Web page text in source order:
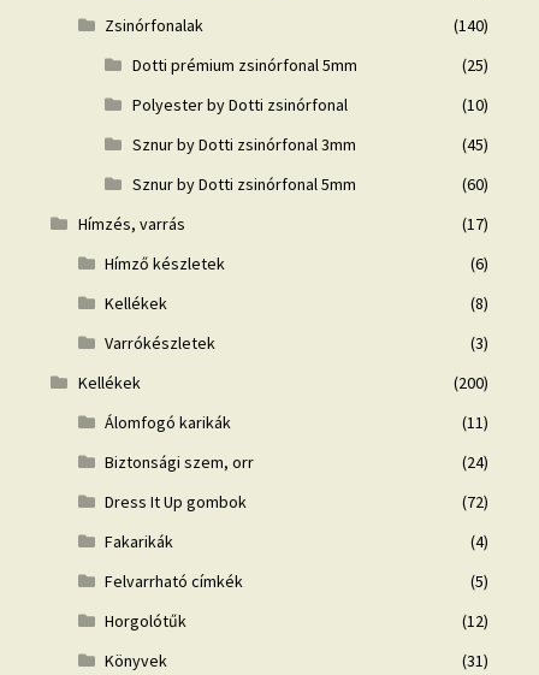
Zsinórfonalak
(140)
Dotti prémium zsinórfonal 5mm
(25)
Polyester by Dotti zsinórfonal
(10)
Sznur by Dotti zsinórfonal 3mm
(45)
Sznur by Dotti zsinórfonal 5mm
(60)
Hímzés, varrás
(17)
Hímző készletek
(6)
Kellékek
(8)
Varrókészletek
(3)
Kellékek
(200)
Álomfogó karikák
(11)
Biztonsági szem, orr
(24)
Dress It Up gombok
(72)
Fakarikák
(4)
Felvarrható címkék
(5)
Horgolótűk
(12)
Könyvek
(31)